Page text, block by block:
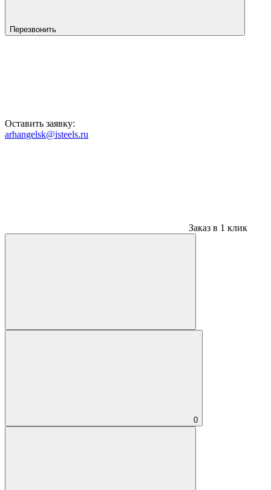
Перезвонить
Оставить заявку:
arhangelsk@isteels.ru
Заказ в 1 клик
0